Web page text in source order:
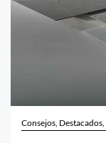
Consejos,